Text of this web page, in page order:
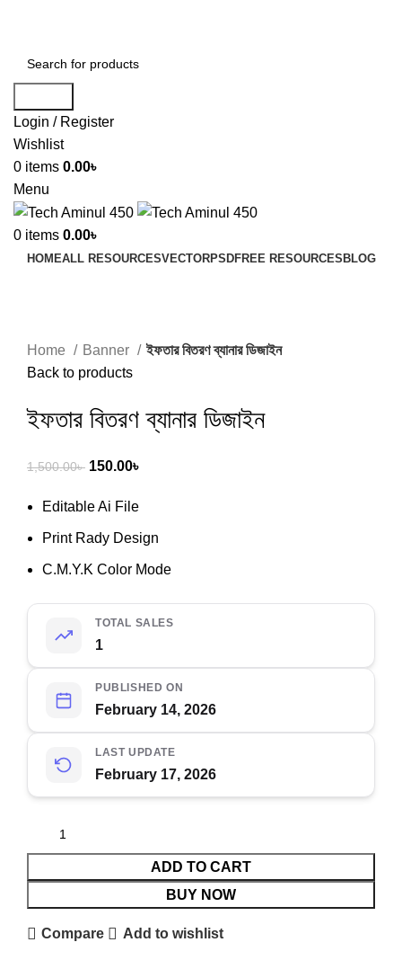
Login / Register
Wishlist
0 items 0.00৳
Menu
0 items 0.00৳
HOMEALL RESOURCESVECTORPSDFREE RESOURCES BLOG
Home
Banner
ইফতার বিতরণ ব্যানার ডিজাইন
Back to products
ইফতার বিতরণ ব্যানার ডিজাইন
1,500.00৳ 150.00৳
Editable Ai File
Print Rady Design
C.M.Y.K Color Mode
TOTAL SALES
1
PUBLISHED ON
February 14, 2026
LAST UPDATE
February 17, 2026
ADD TO CART
BUY NOW
Compare Add to wishlist